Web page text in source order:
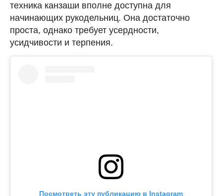
техника канзаши вполне доступна для
начинающих рукодельниц. Она достаточно
проста, однако требует усердности,
усидчивости и терпения.
Посмотреть эту публикацию в Instagram